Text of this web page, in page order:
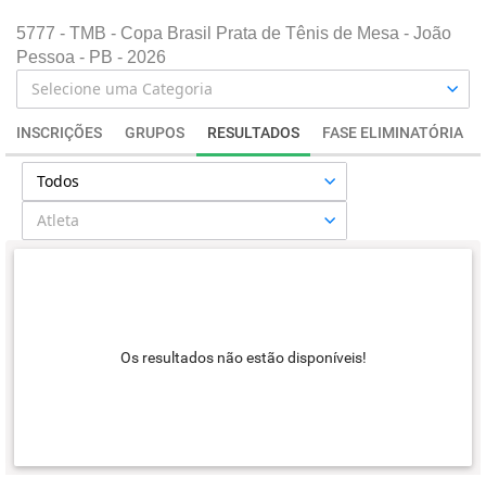
5777 - TMB - Copa Brasil Prata de Tênis de Mesa - João
Pessoa - PB - 2026
INSCRIÇÕES GRUPOS RESULTADOS FASE ELIMINATÓRIA
Os resultados não estão disponíveis!